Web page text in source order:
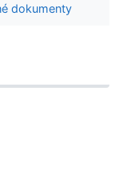
dokumenty